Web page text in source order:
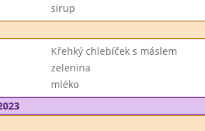
sirup
Křehký chlebíček s máslem
zelenina
mléko